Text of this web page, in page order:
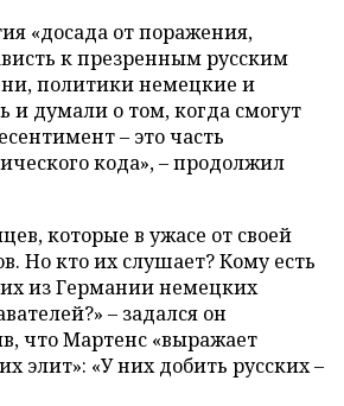
«досада от поражения,
к презренным русским
политики немецкие и
и думали о том, когда смогут
– это часть
кода», – продолжил
которые в ужасе от своей
Но кто их слушает? Кому есть
из Германии немецких
– задался он
что Мартенс «выражает
элит»: «У них добить русских –